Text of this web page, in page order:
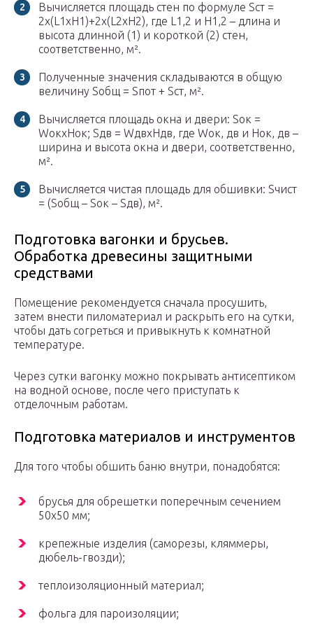
Вычисляется площадь стен по формуле Sст =
2х(L1хH1)+2х(L2хH2), где L1,2 и H1,2 – длина и
высота длинной (1) и короткой (2) стен,
соответственно, м².
Полученные значения складываются в общую
величину Sобщ = Sпот + Sст, м².
Вычисляется площадь окна и двери: Sок =
WокхHок; Sдв = WдвхHдв, где Wок, дв и Hок, дв –
ширина и высота окна и двери, соответственно,
м².
Вычисляется чистая площадь для обшивки: Sчист
= (Sобщ – Sок – Sдв), м².
Подготовка вагонки и брусьев.
Обработка древесины защитными
средствами
Помещение рекомендуется сначала просушить,
затем внести пиломатериал и раскрыть его на сутки,
чтобы дать согреться и привыкнуть к комнатной
температуре.
Через сутки вагонку можно покрывать антисептиком
на водной основе, после чего приступать к
отделочным работам.
Подготовка материалов и инструментов
Для того чтобы обшить баню внутри, понадобятся:
брусья для обрешетки поперечным сечением
50х50 мм;
крепежные изделия (саморезы, кляммеры,
дюбель-гвозди);
теплоизоляционный материал;
фольга для пароизоляции;